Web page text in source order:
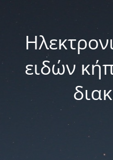
ειδών